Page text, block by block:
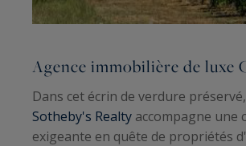
Agence immobilière de luxe
Dans cet écrin de verdure
Sotheby's Realty accompagne une
exigeante en quête de propriétés